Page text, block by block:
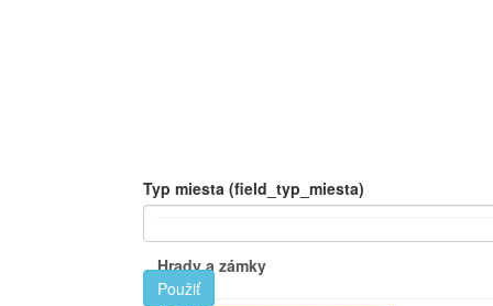
Typ miesta (field_typ_miesta)
Hrady a zámky
Použiť